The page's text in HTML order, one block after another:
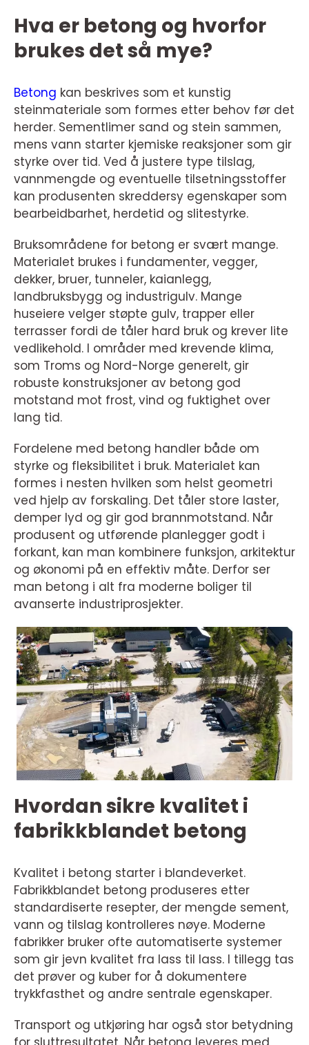
Hva er betong og hvorfor
brukes det så mye?
Betong kan beskrives som et kunstig
steinmateriale som formes etter behov før det
herder. Sementlimer sand og stein sammen,
mens vann starter kjemiske reaksjoner som gir
styrke over tid. Ved å justere type tilslag,
vannmengde og eventuelle tilsetningsstoffer
kan produsenten skreddersy egenskaper som
bearbeidbarhet, herdetid og slitestyrke.
Bruksområdene for betong er svært mange.
Materialet brukes i fundamenter, vegger,
dekker, bruer, tunneler, kaianlegg,
landbruksbygg og industrigulv. Mange
huseiere velger støpte gulv, trapper eller
terrasser fordi de tåler hard bruk og krever lite
vedlikehold. I områder med krevende klima,
som Troms og Nord-Norge generelt, gir
robuste konstruksjoner av betong god
motstand mot frost, vind og fuktighet over
lang tid.
Fordelene med betong handler både om
styrke og fleksibilitet i bruk. Materialet kan
formes i nesten hvilken som helst geometri
ved hjelp av forskaling. Det tåler store laster,
demper lyd og gir god brannmotstand. Når
produsent og utførende planlegger godt i
forkant, kan man kombinere funksjon, arkitektur
og økonomi på en effektiv måte. Derfor ser
man betong i alt fra moderne boliger til
avanserte industriprosjekter.
Hvordan sikre kvalitet i
fabrikkblandet betong
Kvalitet i betong starter i blandeverket.
Fabrikkblandet betong produseres etter
standardiserte resepter, der mengde sement,
vann og tilslag kontrolleres nøye. Moderne
fabrikker bruker ofte automatiserte systemer
som gir jevn kvalitet fra lass til lass. I tillegg tas
det prøver og kuber for å dokumentere
trykkfasthet og andre sentrale egenskaper.
Transport og utkjøring har også stor betydning